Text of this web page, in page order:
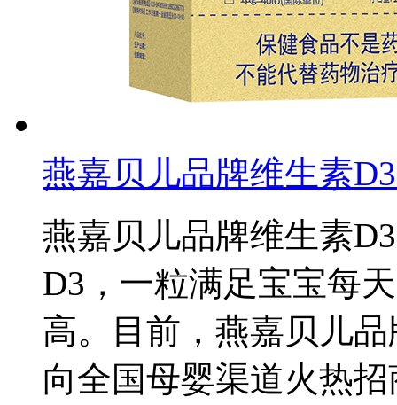
燕嘉贝儿品牌维生素
燕嘉贝儿品牌维生素
D3，一粒满足宝宝每
高。目前，燕嘉贝儿
向全国母婴渠道火热